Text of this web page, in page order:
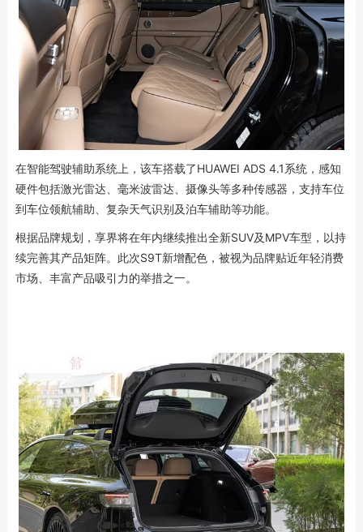
在智能驾驶辅助系统上，该车搭载了HUAWEI ADS 4.1系统，感知
硬件包括激光雷达、毫米波雷达、摄像头等多种传感器，支持车位
到车位领航辅助、复杂天气识别及泊车辅助等功能。
根据品牌规划，享界将在年内继续推出全新SUV及MPV车型，以持
续完善其产品矩阵。此次S9T新增配色，被视为品牌贴近年轻消费
市场、丰富产品吸引力的举措之一。